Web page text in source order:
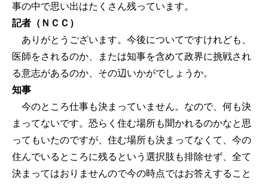
事の中で思い出はたくさん残っています。
記者（ＮＣＣ）
ありがとうございます。今後についてですけれども、
医師をされるのか、または知事を含めて政界に挑戦され
る意志があるのか、その辺いかがでしょうか。
知事
今のところ仕事も決まっていません。なので、何も決
まってないです。恐らく住む場所も聞かれるのかなと思
ってもいたのですが、住む場所も決まってなくて、今の
住んでいるところに残るという選択肢も排除せず、全て
決まってはおりませんので今の時点ではお答えすること